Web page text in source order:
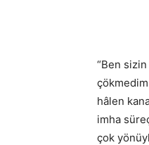
“Ben
çökmedim
hâlen
imha
çok